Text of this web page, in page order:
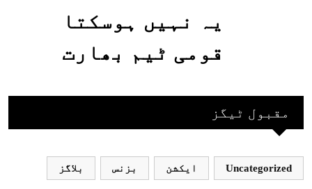
یہ نہیں ہوسکتا
قومی ٹیم بھارت
بھارتی ٹیم پاکستانمقبول ٹیگز
Uncategorized ایکشن بزنس بلاگز